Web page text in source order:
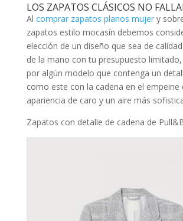
LOS ZAPATOS CLÁSICOS NO
Al comprar zapatos planos mujery
zapatos estilo mocasín debemos
elección de un diseño que sea de
de la mano con tu presupuesto
por algún modelo que contenga un
como este con la cadena en el empeine
apariencia de caro y un aire más
Zapatos con detalle de cadena de